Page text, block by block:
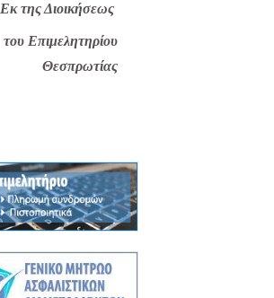
Εκ της Διοικήσεως
του Επιμελητηρίου
Θεσπρωτίας